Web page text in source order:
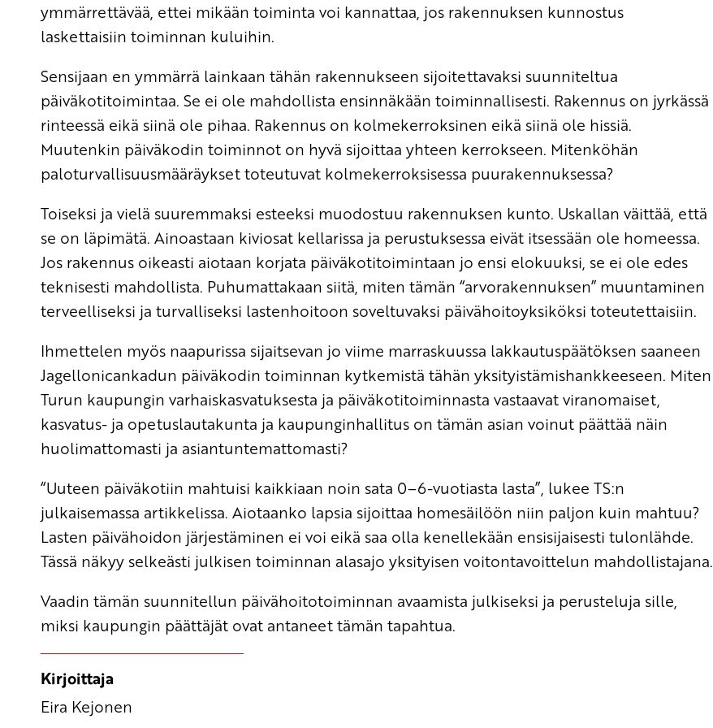
ymmärrettävää, ettei mikään toiminta voi kannattaa, jos rakennuksen kunnostus
laskettaisiin toiminnan kuluihin.
Sensijaan en ymmärrä lainkaan tähän rakennukseen sijoitettavaksi suunniteltua
päiväkotitoimintaa. Se ei ole mahdollista ensinnäkään toiminnallisesti. Rakennus on jyrkässä
rinteessä eikä siinä ole pihaa. Rakennus on kolmekerroksinen eikä siinä ole hissiä.
Muutenkin päiväkodin toiminnot on hyvä sijoittaa yhteen kerrokseen. Mitenköhän
paloturvallisuusmääräykset toteutuvat kolmekerroksisessa puurakennuksessa?
Toiseksi ja vielä suuremmaksi esteeksi muodostuu rakennuksen kunto. Uskallan väittää, että
se on läpimätä. Ainoastaan kiviosat kellarissa ja perustuksessa eivät itsessään ole homeessa.
Jos rakennus oikeasti aiotaan korjata päiväkotitoimintaan jo ensi elokuuksi, se ei ole edes
teknisesti mahdollista. Puhumattakaan siitä, miten tämän “arvorakennuksen” muuntaminen
terveelliseksi ja turvalliseksi lastenhoitoon soveltuvaksi päivähoitoyksiköksi toteutettaisiin.
Ihmettelen myös naapurissa sijaitsevan jo viime marraskuussa lakkautuspäätöksen saaneen
Jagellonicankadun päiväkodin toiminnan kytkemistä tähän yksityistämishankkeeseen. Miten
Turun kaupungin varhaiskasvatuksesta ja päiväkotitoiminnasta vastaavat viranomaiset,
kasvatus- ja opetuslautakunta ja kaupunginhallitus on tämän asian voinut päättää näin
huolimattomasti ja asiantuntemattomasti?
“Uuteen päiväkotiin mahtuisi kaikkiaan noin sata 0–6-vuotiasta lasta”, lukee TS:n
julkaisemassa artikkelissa. Aiotaanko lapsia sijoittaa homesäilöön niin paljon kuin mahtuu?
Lasten päivähoidon järjestäminen ei voi eikä saa olla kenellekään ensisijaisesti tulonlähde.
Tässä näkyy selkeästi julkisen toiminnan alasajo yksityisen voitontavoittelun mahdollistajana.
Vaadin tämän suunnitellun päivähoitotoiminnan avaamista julkiseksi ja perusteluja sille,
miksi kaupungin päättäjät ovat antaneet tämän tapahtua.
Kirjoittaja
Eira Kejonen